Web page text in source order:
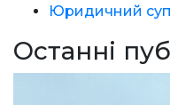
Юридичний
Останні